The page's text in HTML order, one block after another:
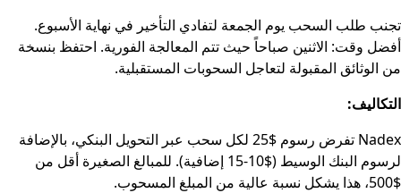
تجنب طلب السحب يوم الجمعة لتفادي التأخير في نهاية الأسبوع.
أفضل وقت: الاثنين صباحاً حيث تتم المعالجة الفورية. احتفظ بنسخة
من الوثائق المقبولة لتعاجل السحوبات المستقبلية.
التكاليف:
Nadex تفرض رسوم $25 لكل سحب عبر التحويل البنكي، بالإضافة
لرسوم البنك الوسيط ($10-15 إضافية). للمبالغ الصغيرة أقل من
$500، هذا يشكل نسبة عالية من المبلغ المسحوب.